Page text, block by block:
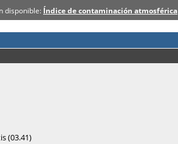
disponible: Índice de contaminación atmosférica
(03.41)